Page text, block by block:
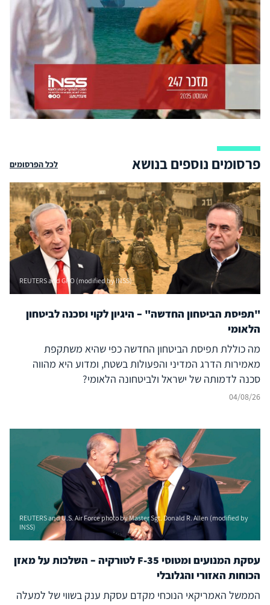
פרסומים נוספים בנושא לכל הפרסומים
REUTERS and GPO (modified by INSS)
"תפיסת הביטחון החדשה" – היגיון לקוי וסכנה לביטחון
הלאומי
מה כוללת תפיסת הביטחון החדשה כפי שהיא משתקפת
מאמירות הדרג המדיני והפעולות בשטח, ומדוע היא מהווה
סכנה לדמותה של ישראל ולביטחונה הלאומי?
04/08/26
REUTERS and U.S. Air Force photo by Master Sgt. Donald R. Allen (modified by
INSS)
עסקת המנועים ומטוסי F-35 לטורקיה – השלכות על מאזן
הכוחות האזורי והגלובלי
הממשל האמריקאי הנוכחי מקדם עסקת ענק בשווי של למעלה